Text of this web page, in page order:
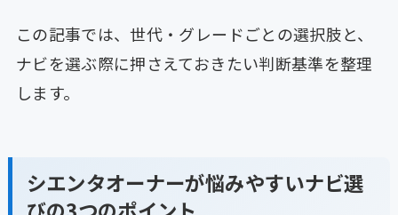
この記事では、世代・グレードごとの選択肢と、
ナビを選ぶ際に押さえておきたい判断基準を整理
します。
シエンタオーナーが悩みやすいナビ選